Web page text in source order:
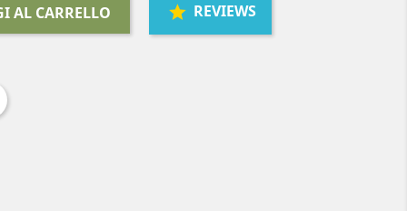
AL CARRELLO REVIEWS